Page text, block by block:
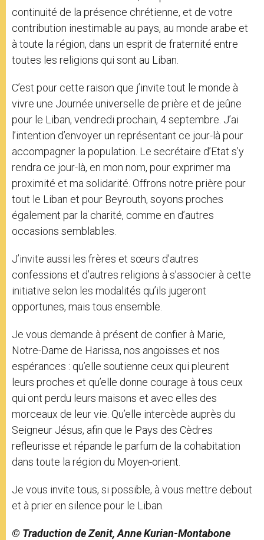
continuité de la présence chrétienne, et de votre
contribution inestimable au pays, au monde arabe et
à toute la région, dans un esprit de fraternité entre
toutes les religions qui sont au Liban.
C’est pour cette raison que j’invite tout le monde à
vivre une Journée universelle de prière et de jeûne
pour le Liban, vendredi prochain, 4 septembre. J’ai
l’intention d’envoyer un représentant ce jour-là pour
accompagner la population. Le secrétaire d’Etat s’y
rendra ce jour-là, en mon nom, pour exprimer ma
proximité et ma solidarité. Offrons notre prière pour
tout le Liban et pour Beyrouth, soyons proches
également par la charité, comme en d’autres
occasions semblables.
J’invite aussi les frères et sœurs d’autres
confessions et d’autres religions à s’associer à cette
initiative selon les modalités qu’ils jugeront
opportunes, mais tous ensemble.
Je vous demande à présent de confier à Marie,
Notre-Dame de Harissa, nos angoisses et nos
espérances : qu’elle soutienne ceux qui pleurent
leurs proches et qu’elle donne courage à tous ceux
qui ont perdu leurs maisons et avec elles des
morceaux de leur vie. Qu’elle intercède auprès du
Seigneur Jésus, afin que le Pays des Cèdres
refleurisse et répande le parfum de la cohabitation
dans toute la région du Moyen-orient.
Je vous invite tous, si possible, à vous mettre debout
et à prier en silence pour le Liban.
© Traduction de Zenit, Anne Kurian-Montabone